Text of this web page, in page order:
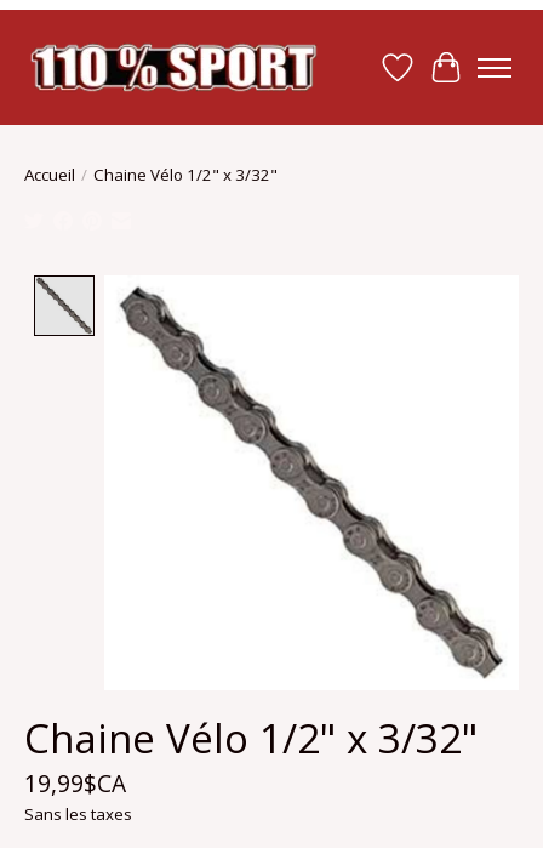
Liste dePanier
Accueil / Chaine Vélo 1/2" x 3/32"
Product image slideshow Items
Chaine Vélo 1/2" x 3/32"
19,99$CA
Sans les taxes